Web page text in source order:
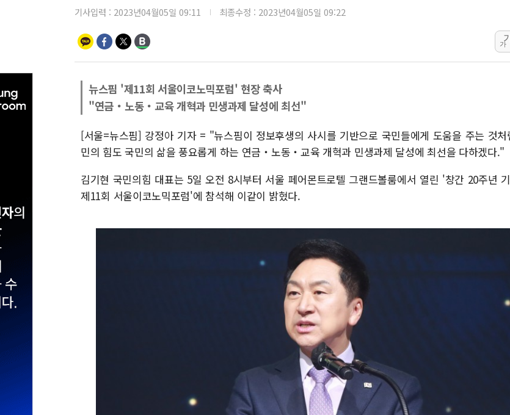
[베트남 증시] 지수 하락
'월가의 황제' 다이먼 "금
[3보] 북, 원산서 동해로
우크라 드론 전술, 중남미
동해해경, 독도 해상서 부유
주한미군 "오산기지 누출,
구미 폐염산처리업체서
기사입력 : 2023년04월05일 09:11 최종수정 : 2023년04월05일 09:22
가
뉴스핌 '제11회 서울이코노믹포럼' 현장 축사
"연금‧노동‧교육 개혁과 민생과제 달성에 최선"
[서울=뉴스핌] 강정아 기자 = "뉴스핌이 정보후생의 사시를 기반으로 국민들에게 도움을 주는 것처
민의 힘도 국민의 삶을 풍요롭게 하는 연금‧노동‧교육 개혁과 민생과제 달성에 최선을 다하겠다."
김기현 국민의힘 대표는 5일 오전 8시부터 서울 페어몬트로텔 그랜드볼룸에서 열린 '창간 20주년
제11회 서울이코노믹포럼'에 참석해 이같이 밝혔다.